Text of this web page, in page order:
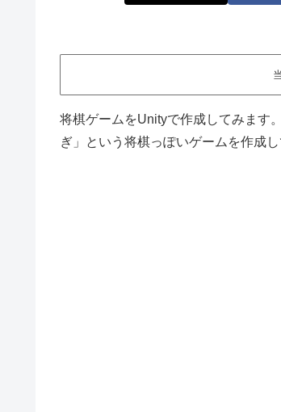
将棋ゲームをUnityで作成してみます
ぎ」という将棋っぽいゲームを作成し